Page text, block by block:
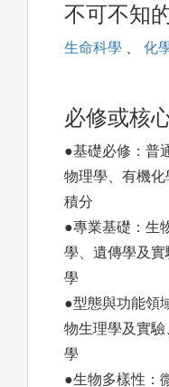
不可不知
生命科學 、 化
必修或核
●基礎必修：普
物理學、有機
積分
●專業基礎：生
學、遺傳學及
學
●型態與功能領
物生理學及實
學
●生物多樣性：